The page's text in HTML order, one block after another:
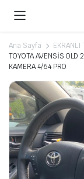
Ana Sayfa
EKRANLI
TOYOTA AVENSİS
KAMERA 4/64 PRO